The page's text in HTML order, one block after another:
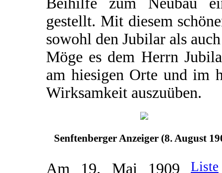
gestellt. Mit diesem
sowohl den Jubilar als
Möge es dem Herrn
am hiesigen Orte und im
Wirksamkeit auszuüben.
Senftenberger Anzeiger (8. August
Am 19. Mai 1909 Liste